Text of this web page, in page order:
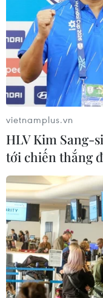
vietnamplus.vn
HLV Kim Sang-
tới chiến thắng